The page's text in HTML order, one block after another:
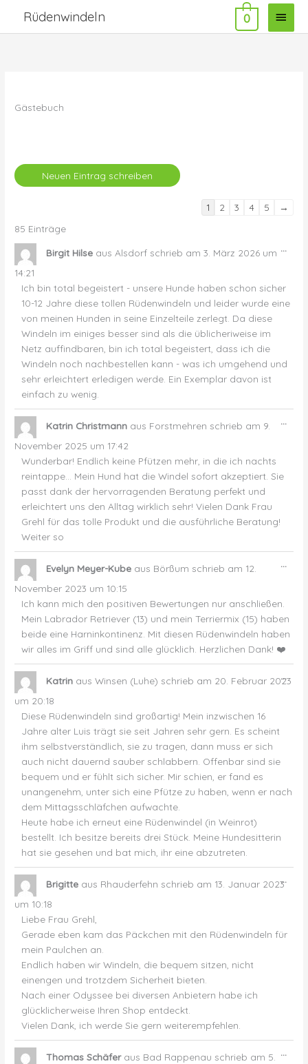
springen
Rüdenwindeln 0
Gästebuch
Navigation
1 2 3 4 5
→
85 Einträge
Birgit Hilse aus Alsdorf schrieb am 3. März 2026 um
14:21
Ich bin total begeistert - unsere Hunde haben schon sicher
10-12 Jahre diese tollen Rüdenwindeln und leider wurde eine
von meinen Hunden in seine Einzelteile zerlegt. Da diese
Windeln im einiges besser sind als die üblicheriweise im
Netz auffindbaren, bin ich total begeistert, dass ich die
Windeln noch nachbestellen kann - was ich umgehend und
sehr erleichtert erledigen werde. Ein Exemplar davon ist
einfach zu wenig.
...
Katrin Christmann aus Forstmehren schrieb am 9.
November 2025 um 17:42
Wunderbar! Endlich keine Pfützen mehr, in die ich nachts
reintappe… Mein Hund hat die Windel sofort akzeptiert. Sie
passt dank der hervorragenden Beratung perfekt und
erleichtert uns den Alltag wirklich sehr! Vielen Dank Frau
Grehl für das tolle Produkt und die ausführliche Beratung!
Weiter so
...
Evelyn Meyer-Kube aus Börßum schrieb am 12.
November 2023 um 10:15
Ich kann mich den positiven Bewertungen nur anschließen.
Mein Labrador Retriever (13) und mein Terriermix (15) haben
beide eine Harninkontinenz. Mit diesen Rüdenwindeln haben
wir alles im Griff und sind alle glücklich. Herzlichen Dank! ❤️
...
Katrin aus Winsen (Luhe) schrieb am 20. Februar 2023
um 20:18
Diese Rüdenwindeln sind großartig! Mein inzwischen 16
Jahre alter Luis trägt sie seit Jahren sehr gern. Es scheint
ihm selbstverständlich, sie zu tragen, dann muss er sich
auch nicht dauernd sauber schlabbern. Offenbar sind sie
bequem und er fühlt sich sicher. Mir schien, er fand es
unangenehm, unter sich eine Pfütze zu haben, wenn er nach
dem Mittagsschläfchen aufwachte.
Heute habe ich erneut eine Rüdenwindel (in Weinrot)
bestellt. Ich besitze bereits drei Stück. Meine Hundesitterin
hat sie gesehen und bat mich, ihr eine abzutreten.
...
Brigitte aus Rhauderfehn schrieb am 13. Januar 2023
um 10:18
Liebe Frau Grehl,
Gerade eben kam das Päckchen mit den Rüdenwindeln für
mein Paulchen an.
Endlich haben wir Windeln, die bequem sitzen, nicht
einengen und trotzdem Sicherheit bieten.
Nach einer Odyssee bei diversen Anbietern habe ich
glücklicherweise Ihren Shop entdeckt.
Vielen Dank, ich werde Sie gern weiterempfehlen.
...
Thomas Schäfer aus Bad Rappenau schrieb am 5. ...